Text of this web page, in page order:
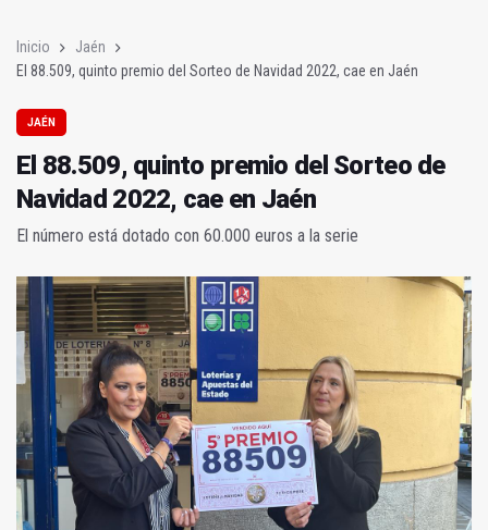
Inicio
Jaén
El 88.509, quinto premio del Sorteo de Navidad 2022, cae en Jaén
JAÉN
El 88.509, quinto premio del Sorteo de
Navidad 2022, cae en Jaén
El número está dotado con 60.000 euros a la serie